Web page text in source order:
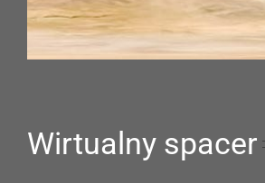
Wirtualny spacer